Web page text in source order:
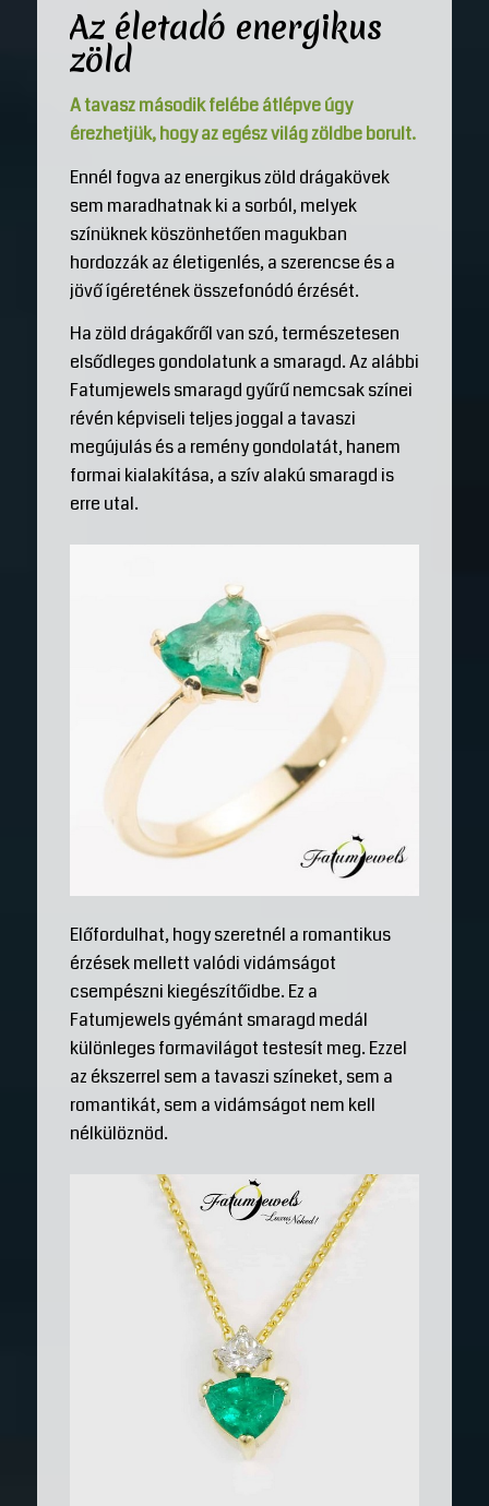
Az életadó energikus
zöld
A tavasz második felébe átlépve úgy
érezhetjük, hogy az egész világ zöldbe borult.
Ennél fogva az energikus zöld drágakövek
sem maradhatnak ki a sorból, melyek
színüknek köszönhetően magukban
hordozzák az életigenlés, a szerencse és a
jövő ígéretének összefonódó érzését.
Ha zöld drágakőről van szó, természetesen
elsődleges gondolatunk a smaragd. Az alábbi
Fatumjewels smaragd gyűrű nemcsak színei
révén képviseli teljes joggal a tavaszi
megújulás és a remény gondolatát, hanem
formai kialakítása, a szív alakú smaragd is
erre utal.
Előfordulhat, hogy szeretnél a romantikus
érzések mellett valódi vidámságot
csempészni kiegészítőidbe. Ez a
Fatumjewels gyémánt smaragd medál
különleges formavilágot testesít meg. Ezzel
az ékszerrel sem a tavaszi színeket, sem a
romantikát, sem a vidámságot nem kell
nélkülöznöd.